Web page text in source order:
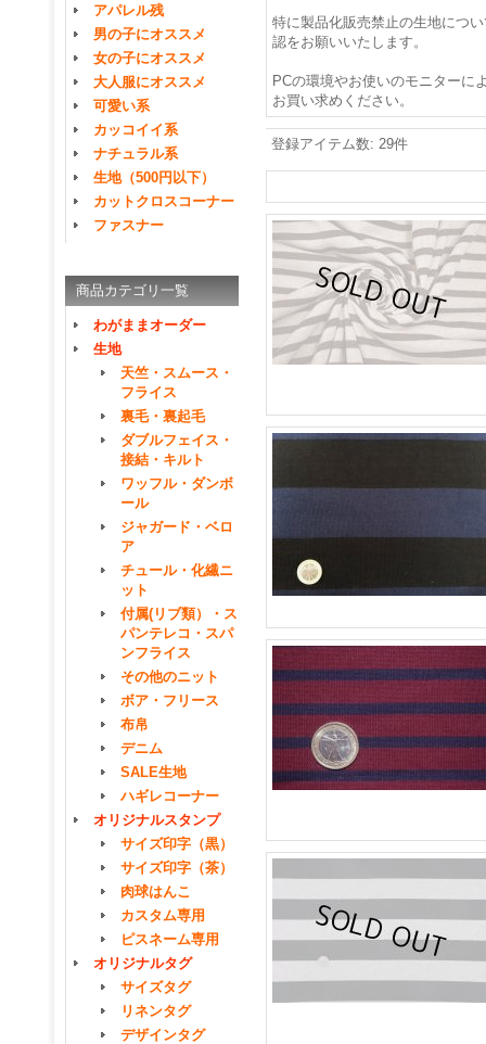
アパレル残
男の子にオススメ
女の子にオススメ
大人服にオススメ
可愛い系
カッコイイ系
ナチュラル系
生地（500円以下）
カットクロスコーナー
ファスナー
商品カテゴリ一覧
わがままオーダー
生地
天竺・スムース・
フライス
裏毛・裏起毛
ダブルフェイス・
接結・キルト
ワッフル・ダンボ
ール
ジャガード・ベロ
ア
チュール・化繊ニ
ット
付属(リブ類）・ス
パンテレコ・スパ
ンフライス
その他のニット
ボア・フリース
布帛
デニム
SALE生地
ハギレコーナー
オリジナルスタンプ
サイズ印字（黒）
サイズ印字（茶）
肉球はんこ
カスタム専用
ピスネーム専用
オリジナルタグ
サイズタグ
リネンタグ
デザインタグ
特に製品化販売禁止の生地につ
認をお願いいたします。
PCの環境やお使いのモニターに
お買い求めください。
登録アイテム数: 29件